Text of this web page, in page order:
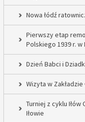
Nowa łódź
Pierwszy etap
Polskiego 1939 r.
Dzień Babci i
Wizyta w
Turniej z cyklu
Iłowie